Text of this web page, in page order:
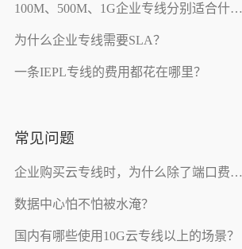
100M、500M、1G企业专线分别适合什么公司？
为什么企业专线需要SLA？
一条IEPL专线的费用都花在哪里？
常见问题
企业购买云专线时，为什么除了端口费，还要支付接入费？
数据中心怕不怕被水淹？
国内有哪些使用10G云专线以上的场景？